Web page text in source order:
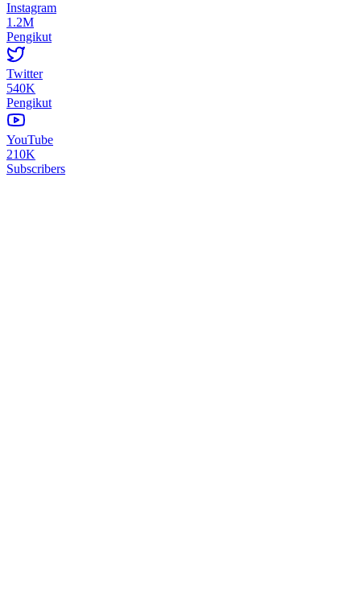
Instagram
1.2M
Pengikut
Twitter
540K
Pengikut
YouTube
210K
Subscribers